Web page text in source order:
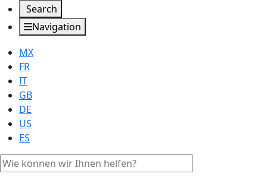
Search
Navigation
MX
FR
IT
GB
DE
US
ES